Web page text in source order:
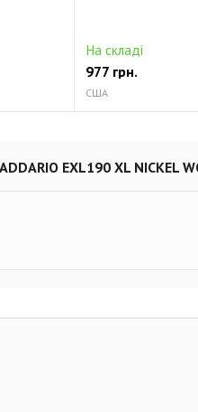
На складі
977 грн.
США
EXL190 XL NICKEL